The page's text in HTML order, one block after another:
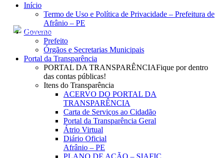
ACESSO À INFORMAÇÃO
search
Menu
Início
Termo de Uso e Política de Privacidade – Prefeitura de
Afrânio – PE
Governo
Prefeito
Órgãos e Secretarias Municipais
Portal da Transparência
PORTAL DA TRANSPARÊNCIAFique por dentro
das contas públicas!
Itens do Transparência
ACERVO DO PORTAL DA
TRANSPARÊNCIA
Carta de Serviços ao Cidadão
Portal da Transparência Geral
Átrio Virtual
Diário Oficial
Afrânio – PE
PLANO DE AÇÃO – SIAFIC